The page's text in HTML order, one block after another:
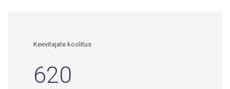
Keevitajate koolitus
620